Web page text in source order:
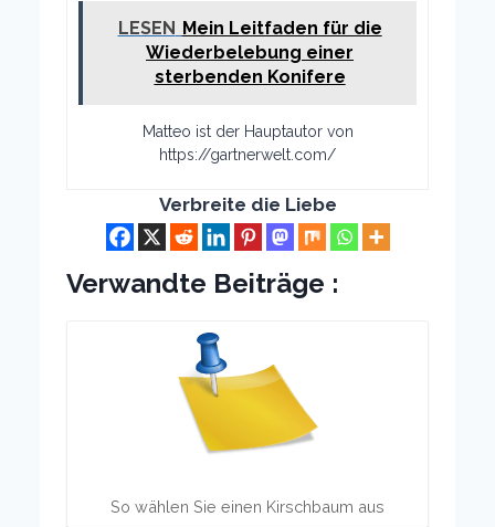
LESEN
Mein Leitfaden für die
Wiederbelebung einer
sterbenden Konifere
Matteo ist der Hauptautor von
https://gartnerwelt.com/
Verbreite die Liebe
Verwandte Beiträge :
So wählen Sie einen Kirschbaum aus